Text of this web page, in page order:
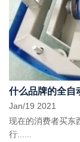
什么品牌的全自
Jan/19 2021
现在的消费者买东
行......